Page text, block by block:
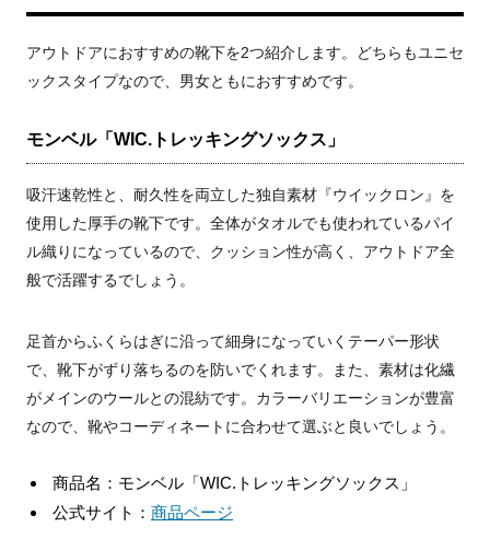
アウトドアにおすすめの靴下を2つ紹介します。どちらもユニセ
ックスタイプなので、男女ともにおすすめです。
モンベル「WIC.トレッキングソックス」
吸汗速乾性と、耐久性を両立した独自素材『ウイックロン』を
使用した厚手の靴下です。全体がタオルでも使われているパイ
ル織りになっているので、クッション性が高く、アウトドア全
般で活躍するでしょう。
足首からふくらはぎに沿って細身になっていくテーパー形状
で、靴下がずり落ちるのを防いでくれます。また、素材は化繊
がメインのウールとの混紡です。カラーバリエーションが豊富
なので、靴やコーディネートに合わせて選ぶと良いでしょう。
商品名：モンベル「WIC.トレッキングソックス」
公式サイト： 商品ページ